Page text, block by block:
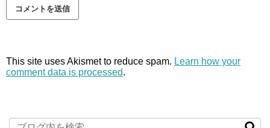
This site uses Akismet to reduce spam. Learn how your
comment data is processed.